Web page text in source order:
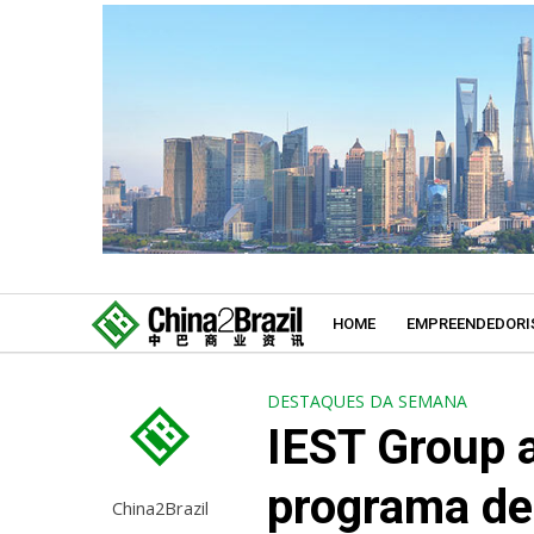
HOME
China2Brazil
DESTAQUES DA SEMANA
IEST Group
programa